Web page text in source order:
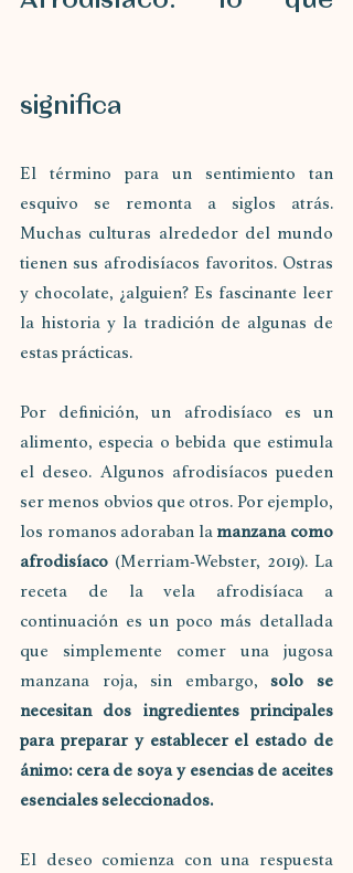
significa
El término para un sentimiento tan
esquivo se remonta a siglos atrás.
Muchas culturas alrededor del mundo
tienen sus afrodisíacos favoritos. Ostras
y chocolate, ¿alguien? Es fascinante leer
la historia y la tradición de algunas de
estas prácticas.
Por definición, un afrodisíaco es un
alimento, especia o bebida que estimula
el deseo. Algunos afrodisíacos pueden
ser menos obvios que otros. Por ejemplo,
los romanos adoraban la manzana como
afrodisíaco (Merriam-Webster, 2019). La
receta de la vela afrodisíaca a
continuación es un poco más detallada
que simplemente comer una jugosa
manzana roja, sin embargo, solo se
necesitan dos ingredientes principales
para preparar y establecer el estado de
ánimo: cera de soya y esencias de aceites
esenciales seleccionados.
El deseo comienza con una respuesta